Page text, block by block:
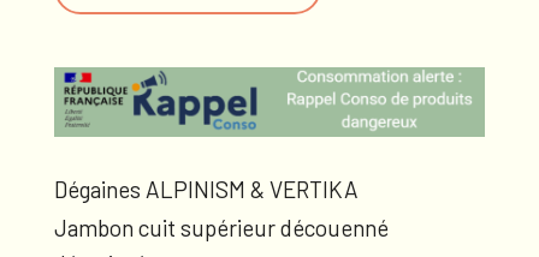
Dégaines ALPINISM & VERTIKA
Jambon cuit supérieur découenné